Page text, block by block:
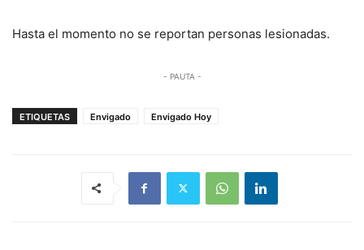
Hasta el momento no se reportan personas lesionadas.
- PAUTA -
ETIQUETAS Envigado Envigado Hoy